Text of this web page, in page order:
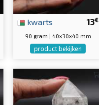
13€
kwarts
90 gram | 40x30x40 mm
product bekijken